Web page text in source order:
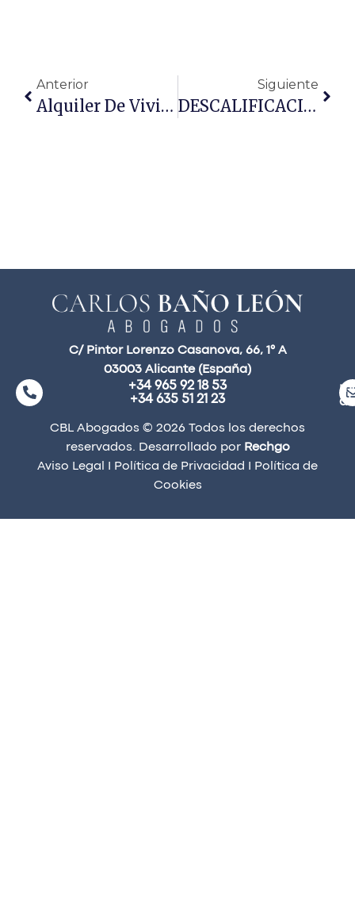
Anterior
Alquiler De Vivienda Bajo, La Solución Holandesa Para La Ocupación
Siguiente
DESCALIFICACION COMO URBANO EL TERRENO SI EL AYUNTAMIENTO NO HA DESARROLLADO ACTIVIDAD URBANISTICA EN EL MISMO.
C/ Pintor Lorenzo Casanova, 66, 1° A
03003 Alicante (España)
+34 965 92 18 53
+34 635 51 21 23
CBL Abogados © 2026 Todos los derechos
reservados. Desarrollado por Rechgo
Aviso Legal
Política de Privacidad
Política de
Cookies